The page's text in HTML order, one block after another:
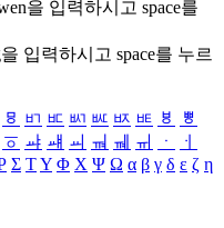
을 입력하시고 space를
을 입력하시고 space를 누르
ㅱ ㅲ ㅳ ㅴ ㅵ ㅶ ㅷ ㅸ
ㅹ
ㆆ ㆇ ㆈ ㆉ ㆊ ㆋ ㆌ ㆍ
ㆎ
Σ ΤΥ Φ Χ Ψ Ω α β γ δ ε ζ η